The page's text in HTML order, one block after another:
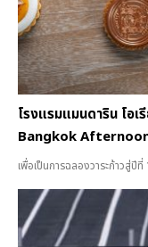
โรงแรมแมนดาริน โอ
Bangkok
เพื่อเป็นการฉลองวาระก้าวสู่ปี